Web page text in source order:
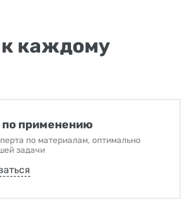
каждому
по применению
по материалам, оптимально
задачи